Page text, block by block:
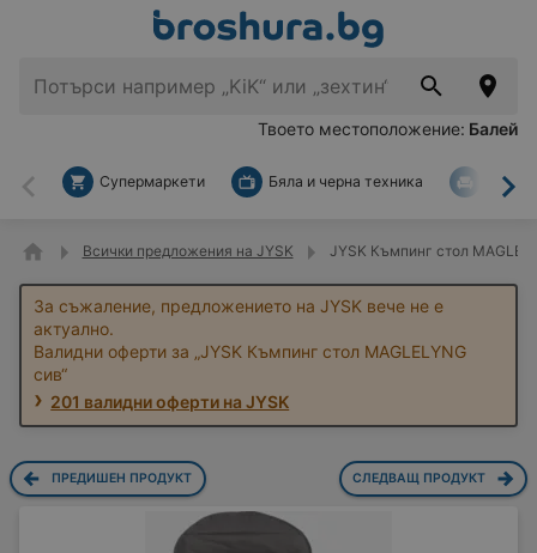
Твоето местоположение: Балей
Назад
Супермаркети Бяла и черна техника За
Всички предложения на JYSK JYSK Къмпинг стол
За съжаление, предложението на JYSK вече не е
актуално.
Валидни оферти за „JYSK Къмпинг стол MAGLELYNG
сив“
201 валидни оферти на JYSK
ПРЕДИШЕН ПРОДУКТ СЛЕДВАЩ ПРОДУКТ